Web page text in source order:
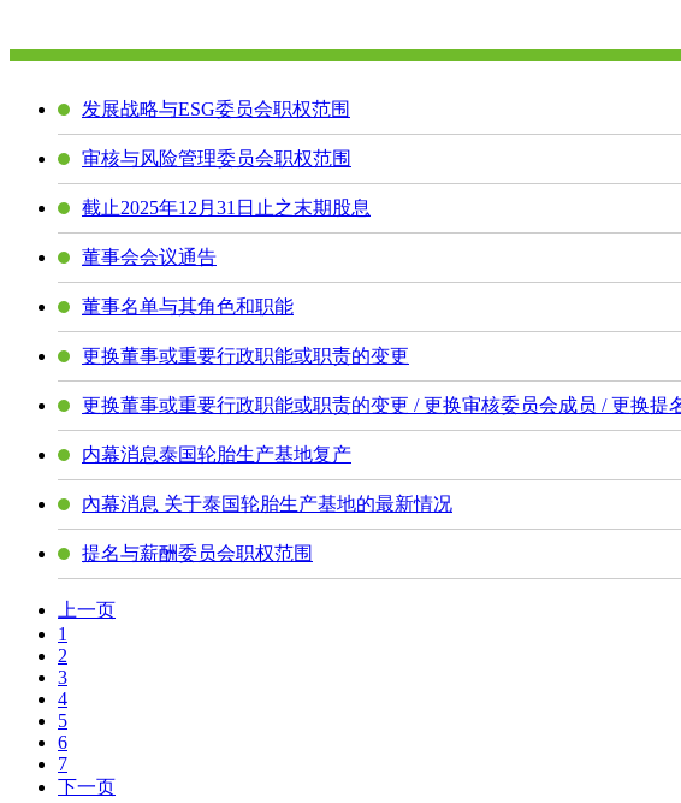
发展战略与ESG委员会职权范围
审核与风险管理委员会职权范围
截止2025年12月31日止之末期股息
董事会会议通告
董事名单与其角色和职能
更换董事或重要行政职能或职责的变更
更换董事或重要行政职能或职责的变更 / 更换审核委员会成员 / 更换提
内幕消息泰国轮胎生产基地复产
內幕消息 关于泰国轮胎生产基地的最新情况
提名与薪酬委员会职权范围
上一页
1
2
3
4
5
6
7
下一页